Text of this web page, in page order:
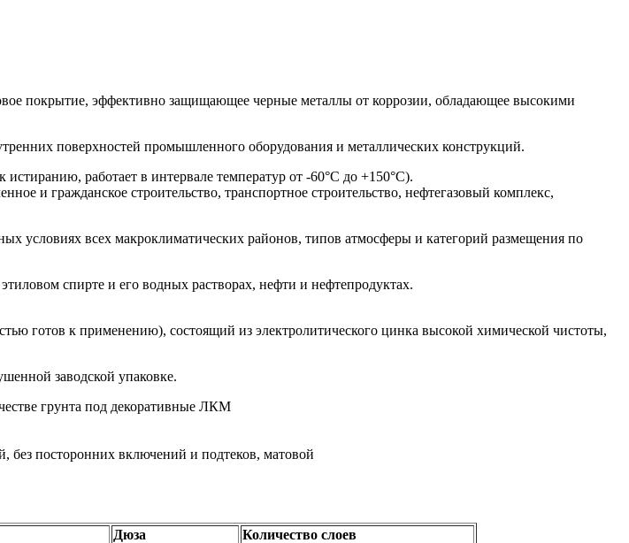
покрытие, эффективно защищающее черные металлы от коррозии, обладающее высокими
поверхностей промышленного оборудования и металлических конструкций.
работает в интервале температур от -60°С до +150°С).
и гражданское строительство, транспортное строительство, нефтегазовый комплекс,
условиях всех макроклиматических районов, типов атмосферы и категорий размещения по
спирте и его водных растворах, нефти и нефтепродуктах.
готов к применению), состоящий из электролитического цинка высокой химической чистоты,
заводской упаковке.
грунта под декоративные ЛКМ
посторонних включений и подтеков, матовой
Дюза Количество слоев